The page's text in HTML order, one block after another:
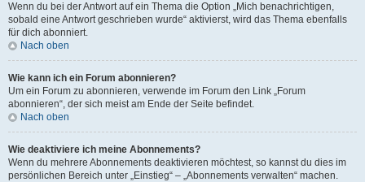
Wenn du bei der Antwort auf ein Thema die Option „Mich benachrichtigen,
sobald eine Antwort geschrieben wurde“ aktivierst, wird das Thema ebenfalls
für dich abonniert.
Nach oben
Wie kann ich ein Forum abonnieren?
Um ein Forum zu abonnieren, verwende im Forum den Link „Forum
abonnieren“, der sich meist am Ende der Seite befindet.
Nach oben
Wie deaktiviere ich meine Abonnements?
Wenn du mehrere Abonnements deaktivieren möchtest, so kannst du dies im
persönlichen Bereich unter „Einstieg“ – „Abonnements verwalten“ machen.